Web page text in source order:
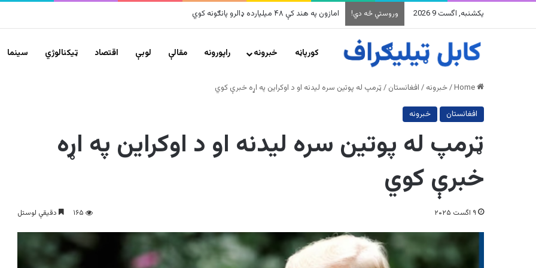
یکشنبه, اگست 9 2026 وروستي څه دي! امازون په هند کې ۴۸ میلیارده ډالرو پانګونه کوي
کورپاڼه خبرونه راپورونه مقالې لوبې اقتصاد ټیکنالوژي سينما
/خبرونه / افغانستان / ټرمپ له پوتین سره لیدنه او د اوکراین په اړه خبرې کوي
افغانستان خبرونه
ټرمپ له پوتین سره لیدنه او د اوکراین په اړه
خبرې کوي
۹ اگست ۲۰۲۵ ۱۶۵ دقیقې لوستل